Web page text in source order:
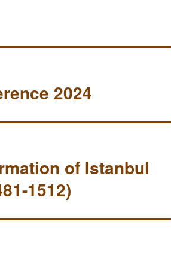
2024
of Istanbul
1512)